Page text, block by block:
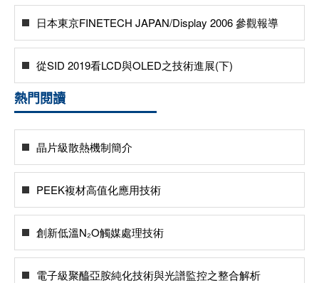
日本東京FINETECH JAPAN/Display 2006 參觀報導
從SID 2019看LCD與OLED之技術進展(下)
熱門閱讀
晶片級散熱機制簡介
PEEK複材高值化應用技術
創新低溫N₂O觸媒處理技術
電子級聚醯亞胺純化技術與光譜監控之整合解析